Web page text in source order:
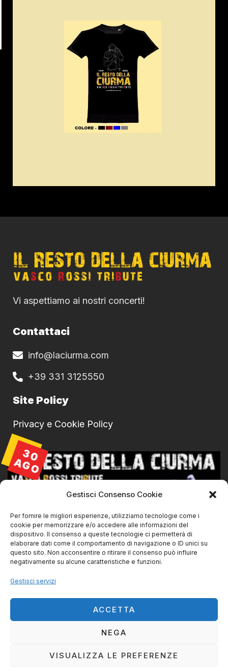
Gestisci Consenso Cookie
Per fornire le migliori esperienze, utilizziamo tecnologie come i
cookie per memorizzare e/o accedere alle informazioni del
dispositivo. Il consenso a queste tecnologie ci permetterà di
elaborare dati come il comportamento di navigazione o ID unici su
questo sito. Non acconsentire o ritirare il consenso può influire
negativamente su alcune caratteristiche e funzioni.
Gestisci servizi
ACCETTA
NEGA
VISUALIZZA LE PREFERENZE
Vi aspettiamo ai nostri concerti!
Contattaci
info@laciurma.com
+39 331 3125550
Site Policy
Privacy e Cookie Policy
30
AGO
30/08/2026 | 21:45
TUTTI I DIRITTI RISERVATI